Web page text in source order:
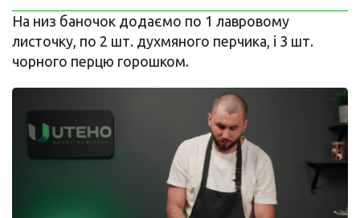
На низ баночок додаємо по 1 лавровому
листочку, по 2 шт. духмяного перчика, і 3 шт.
чорного перцю горошком.